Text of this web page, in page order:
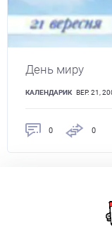
День миру
КАЛЕНДАРИК ВЕР. 21,
0 0